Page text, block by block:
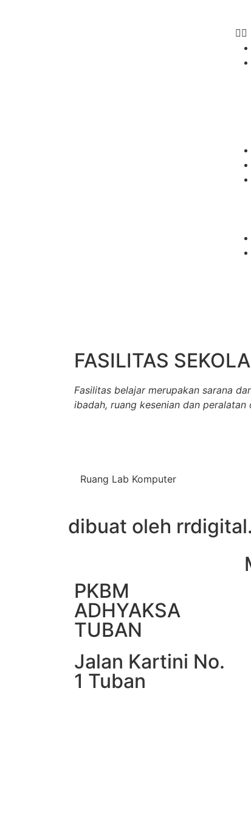
FASILITAS
Fasilitas belajar merupakan sarana
ibadah, ruang kesenian dan peralatan
Ruang Lab Komputer
dibuat oleh
PKBM
ADHYAKSA
TUBAN
Jalan Kartini No.
1 Tuban